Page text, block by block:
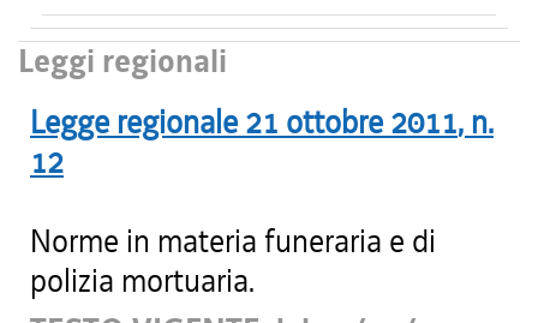
Leggi regionali
Legge regionale 21 ottobre 2011, n.
12
Norme in materia funeraria e di
polizia mortuaria.